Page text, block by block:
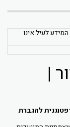
לעיל אינו
|
להגברת